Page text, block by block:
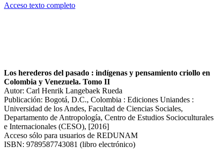
Acceso texto completo
Los herederos del pasado : indígenas y pensamiento criollo en
Colombia y Venezuela. Tomo II
Autor: Carl Henrik Langebaek Rueda
Publicación: Bogotá, D.C., Colombia : Ediciones Uniandes :
Universidad de los Andes, Facultad de Ciencias Sociales,
Departamento de Antropología, Centro de Estudios Socioculturales
e Internacionales (CESO), [2016]
Acceso sólo para usuarios de REDUNAM
ISBN: 9789587743081 (libro electrónico)